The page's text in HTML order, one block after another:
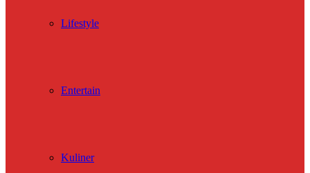
Lifestyle
Entertain
Kuliner